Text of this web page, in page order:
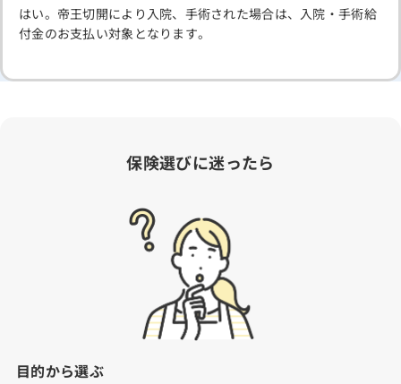
はい。帝王切開により入院、手術された場合は、入院・手術給
付金のお支払い対象となります。
保険選びに迷ったら
目的から選ぶ